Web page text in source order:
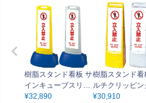
樹脂スタンド看板 サ
インキューブスリム
「 立入禁止 DO NOT
¥32,890
樹脂スタンド看
ルチクリッピン
イン 「 立入禁止
¥30,910